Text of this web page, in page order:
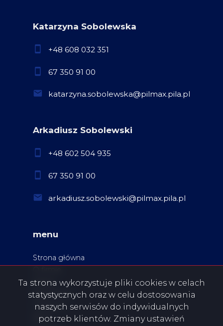
Katarzyna Sobolewska
+48 608 032 351
67 350 91 00
katarzyna.sobolewska@pilmax.pila.pl
Arkadiusz Sobolewski
+48 602 504 935
67 350 91 00
arkadiusz.sobolewski@pilmax.pila.pl
menu
Strona główna
Oferty
Zgłoszenia
Ulubione
Blog
Ta strona wykorzystuje pliki cookies w celach
statystycznych oraz w celu dostosowania
naszych serwisów do indywidualnych
potrzeb klientów. Zmiany ustawień